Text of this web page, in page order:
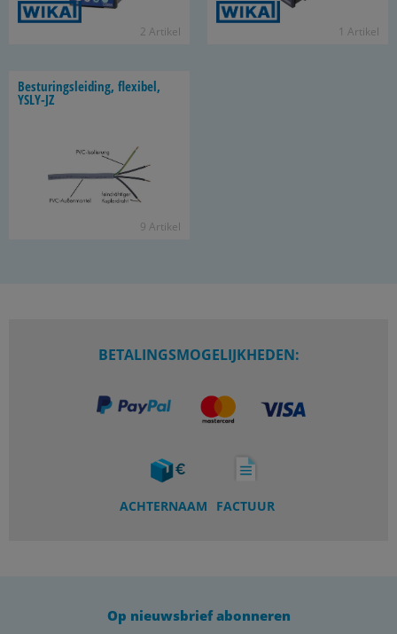
2 Ar­ti­kel 1 Ar­ti­kel
Be­stu­rings­lei­ding, flexi­bel,
YSLY-​JZ
9 Ar­ti­kel
BETALINGSMOGELIJKHEDEN:
ACHTERNAAM FACTUUR
Op nieuwsbrief abonneren